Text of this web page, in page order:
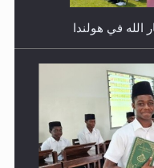
الله في هولندا